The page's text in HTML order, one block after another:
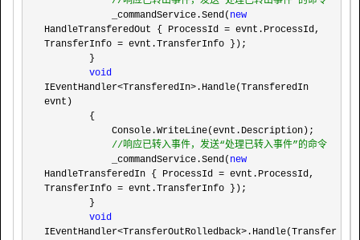
            _commandService.Send(
new
HandleTransferedOut { ProcessId = evnt.ProcessId,
TransferInfo = evnt.TransferInfo });
void
IEventHandler<TransferedIn> .Handle(TransferedIn
evnt)
//响应已转入事件，发送“处理已转入事件”的命令
            _commandService.Send(
new
HandleTransferedIn { ProcessId = evnt.ProcessId,
TransferInfo = evnt.TransferInfo });
void
IEventHandler<TransferOutRolledback> .Handle(Transfer